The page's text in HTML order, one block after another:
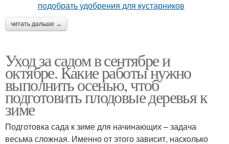
читать дальше →
Уход за садом в сентябре и
октябре. Какие работы нужно
выполнить осенью, чтоб
подготовить плодовые деревья к
зиме
Подготовка сада к зиме для начинающих – задача
весьма сложная. Именно от этого зависит, насколько